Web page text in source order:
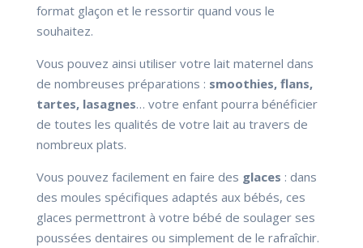
format glaçon et le ressortir quand vous le
souhaitez.
Vous pouvez ainsi utiliser votre lait maternel dans
de nombreuses préparations : smoothies, flans,
tartes, lasagnes… votre enfant pourra bénéficier
de toutes les qualités de votre lait au travers de
nombreux plats.
Vous pouvez facilement en faire des glaces : dans
des moules spécifiques adaptés aux bébés, ces
glaces permettront à votre bébé de soulager ses
poussées dentaires ou simplement de le rafraîchir.